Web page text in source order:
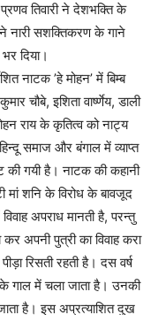
तिवारी ने देशभक्ति के
नारी सशक्तिकरण के गाने
दिया।
नाटक ’हे मोहन’ में बिम्ब
चौबे, इशिता वार्ष्णेय, डाली
राय के कृतित्व को नाट्य
समाज और बंगाल में व्याप्त
की गयी है। नाटक की कहानी
मां शनि के विरोध के बावजूद
अपराध मानती है, परन्तु
अपनी पुत्री का विवाह करा
रिसती रहती है। दस वर्ष
गाल में चला जाता है। उनकी
है। इस अप्रत्याशित दुख